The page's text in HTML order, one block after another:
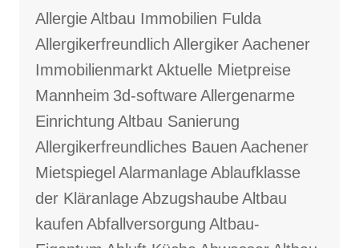
AllergieAltbau Immobilien Fulda
Allergikerfreundlich AllergikerAachener
ImmobilienmarktAktuelle Mietpreise
Mannheim 3d-softwareAllergenarme
Einrichtung Altbau Sanierung
Allergikerfreundliches Bauen Aachener
Mietspiegel AlarmanlageAblaufklasse
der KläranlageAbzugshaubeAltbau
kaufen Abfallversorgung Altbau-